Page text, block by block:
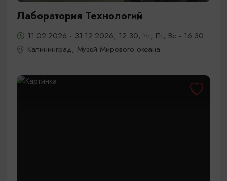
Лаборатория Технологий
11.02.2026 - 31.12.2026, 12:30, Чт, Пт, Вс - 16:30
Калининград, Музей Мирового океана